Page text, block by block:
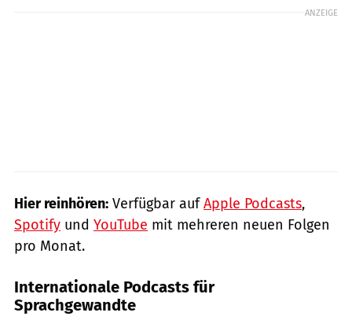
ANZEIGE
Hier reinhören: Verfügbar aufApple Podcasts,
Spotify und YouTube mit mehreren neuen Folgen
pro Monat.
Internationale Podcasts für
Sprachgewandte